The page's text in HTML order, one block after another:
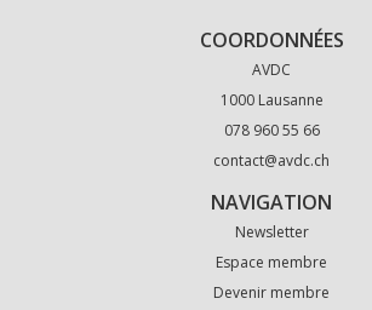
COORDONNÉES
AVDC
1000 Lausanne
078 960 55 66
contact@avdc.ch
NAVIGATION
Newsletter
Espace membre
Devenir membre